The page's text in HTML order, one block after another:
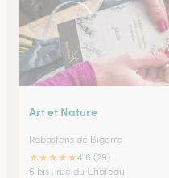
Art et Nature
Rabastens de Bigorre
★★★★★4.6 (29)
6 bis , rue du Château